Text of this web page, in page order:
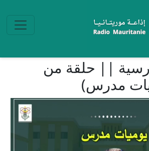
|| حلقة من
مدرس)